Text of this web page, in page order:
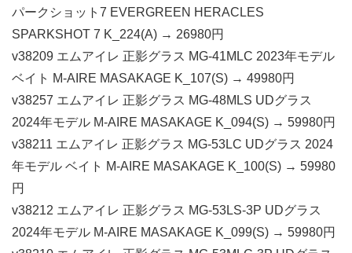
パークショット7 EVERGREEN HERACLES
SPARKSHOT 7 K_224(A) → 26980円
v38209 エムアイレ 正影グラス MG-41MLC 2023年モデル
ベイト M-AIRE MASAKAGE K_107(S) → 49980円
v38257 エムアイレ 正影グラス MG-48MLS UDグラス
2024年モデル M-AIRE MASAKAGE K_094(S) → 59980円
v38211 エムアイレ 正影グラス MG-53LC UDグラス 2024
年モデル ベイト M-AIRE MASAKAGE K_100(S) → 59980
円
v38212 エムアイレ 正影グラス MG-53LS-3P UDグラス
2024年モデル M-AIRE MASAKAGE K_099(S) → 59980円